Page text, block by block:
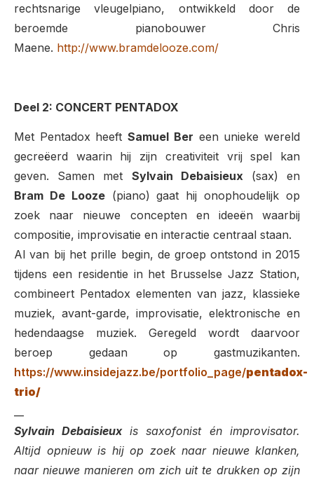
rechtsnarige vleugelpiano, ontwikkeld door de
beroemde pianobouwer Chris
Maene. http://www.bramdelooze.com/
Deel 2: CONCERT PENTADOX
Met Pentadox heeftSamuel Ber een unieke wereld
gecreëerd waarin hij zijn creativiteit vrij spel kan
geven. Samen met Sylvain Debaisieux(sax) en
Bram De Looze(piano) gaat hij onophoudelijk op
zoek naar nieuwe concepten en ideeën waarbij
compositie, improvisatie en interactie centraal staan.
Al van bij het prille begin, de groep ontstond in 2015
tijdens een residentie in het Brusselse Jazz Station,
combineert Pentadox elementen van jazz, klassieke
muziek, avant-garde, improvisatie, elektronische en
hedendaagse muziek. Geregeld wordt daarvoor
beroep gedaan op gastmuzikanten.
https://www.insidejazz.be/portfolio_page/pentadox-
trio/
Sylvain Debaisieux is saxofonist én improvisator.
Altijd opnieuw is hij op zoek naar nieuwe klanken,
naar nieuwe manieren om zich uit te drukken op zijn